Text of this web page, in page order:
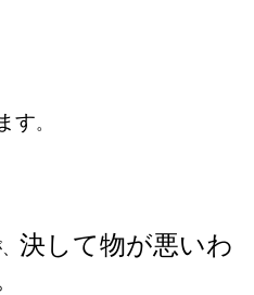
す。
決して物が悪いわ